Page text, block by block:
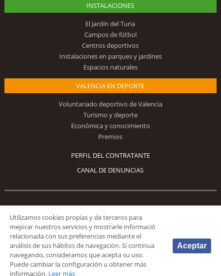
INSTALACIONES
El Jardín del Turia
Campos de fútbol
Centros deportivos
Instalaciones en parques y jardines
Espacios naturales
VALENCIA EN DEPORTE
Voluntariado deportivo de Valencia
Turismo y deporte
Económica y conocimiento
Premios
PERFIL DEL CONTRATANTE
CANAL DE DENUNCIAS
Síguenos
© 2026 Fundación Deportiva Municipal Valencia |AVISO LEGAL
PRIVACIDAD
Utilizamos cookies propias y de terceros para
mejorar nuestros servicios y mostrarle informació
relacionada con sus preferencias mediante el
análisis de sus hábitos de navegación. Si continua
navegando, consideramos que acepta su uso.
Puede cambiar la configuración u obtener más
información. Leer más
Aceptar